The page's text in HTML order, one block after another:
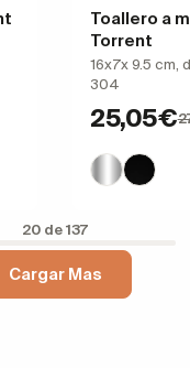
Toallero a
Torrent
16x7x 9.5 cm,
304
25,05€
20 de 137
Cargar Mas